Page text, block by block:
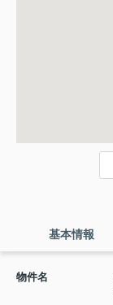
基本情報
物件名